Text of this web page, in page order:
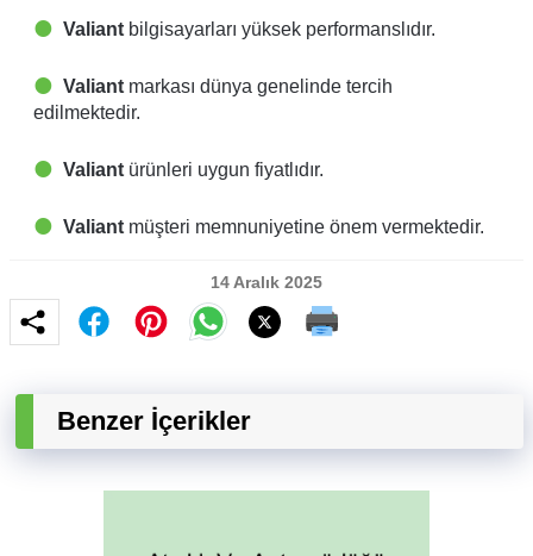
Valiant bilgisayarları yüksek performanslıdır.
Valiant markası dünya genelinde tercih
edilmektedir.
Valiant ürünleri uygun fiyatlıdır.
Valiant müşteri memnuniyetine önem vermektedir.
14 Aralık 2025
Benzer İçerikler